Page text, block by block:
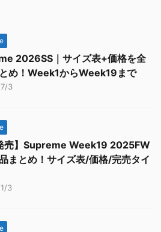
2026SS｜サイズ表+価格を全
め！Week1からWeek19まで
3
売】Supreme Week19 2025FW
まとめ！サイズ表/価格/完売タイ
3